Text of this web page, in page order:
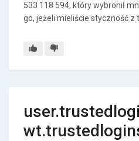
533 118 594, który wybronił
go, jeżeli mieliście styczność z